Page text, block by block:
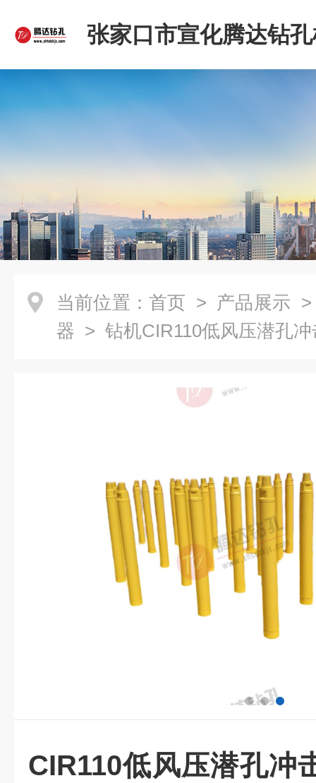
张家口市宣化腾达钻
限公司
当前位置： 首页 > 产品展示
器 > 钻机CIR110低风压潜孔
CIR110低风压潜孔冲